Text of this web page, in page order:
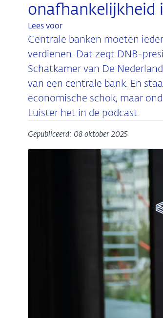
onafhankelijkheid
Lees voor
Centrale banken moeten
verdienen. Dat zegt DNB-
Schatkamer van De
van een centrale bank. En
economische schok, maar
Luister het in de podcast.
Gepubliceerd: 08 oktober 2025